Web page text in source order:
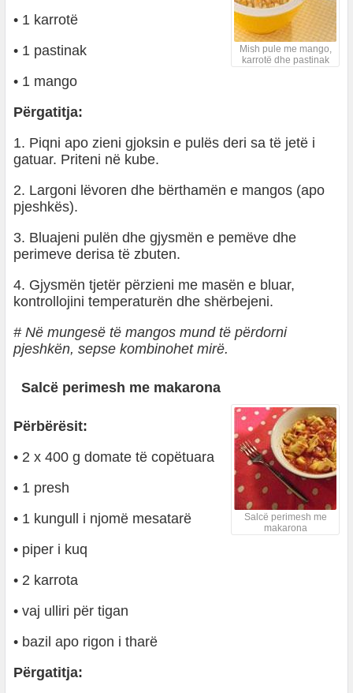
Mish pule me mango,
karrotë dhe pastinak
• 1 karrotë
• 1 pastinak
• 1 mango
Përgatitja:
1. Piqni apo zieni gjoksin e pulës deri sa të jetë i
gatuar. Priteni në kube.
2. Largoni lëvoren dhe bërthamën e mangos (apo
pjeshkës).
3. Bluajeni pulën dhe gjysmën e pemëve dhe
perimeve derisa të zbuten.
4. Gjysmën tjetër përzieni me masën e bluar,
kontrollojini temperaturën dhe shërbejeni.
# Në mungesë të mangos mund të përdorni
pjeshkën, sepse kombinohet mirë.
Salcë perimesh me makarona
Salcë perimesh me
makarona
Përbërësit:
• 2 x 400 g domate të copëtuara
• 1 presh
• 1 kungull i njomë mesatarë
• piper i kuq
• 2 karrota
• vaj ulliri për tigan
• bazil apo rigon i tharë
Përgatitja: